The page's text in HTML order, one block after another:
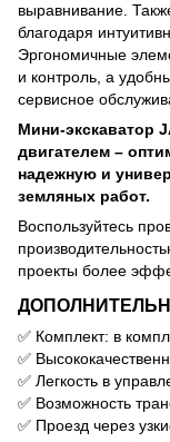
выравнивание.
благодаря
Эргономичные
и контроль, а
сервисное
Мини-экскаватор
двигателем –
надежную и
земляных работ.
Воспользуйтесь
проекты более
✅ Комплект: в
✅
✅ Легкость в
✅ Возможность
✅ Проезд через